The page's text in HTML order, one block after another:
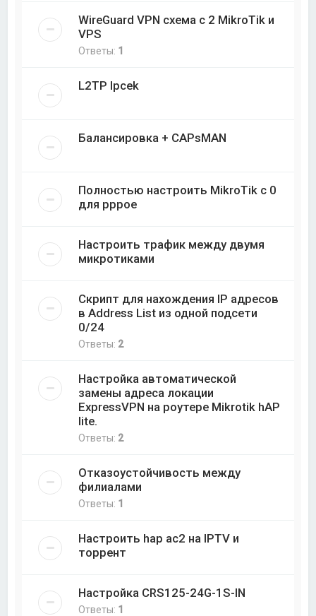
WireGuard VPN схема с 2 MikroTik и
VPS
Ответы: 1
L2TP Ipcek
Балансировка + CAPsMAN
Полностью настроить MikroTik с 0
для pppoe
Настроить трафик между двумя
микротиками
Скрипт для нахождения IP адресов
в Address List из одной подсети
0/24
Ответы: 2
Настройка автоматической
замены адреса локации
ExpressVPN на роутере Mikrotik hAP
lite.
Ответы: 2
Отказоустойчивость между
филиалами
Ответы: 1
Настроить hap ac2 на IPTV и
торрент
Настройка CRS125-24G-1S-IN
Ответы: 1